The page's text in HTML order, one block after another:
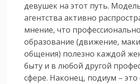
девушек на этот путь.
агентства активно
мнение, что
образование (движение,
общения) полезно каждой
быту и в любой другой
сфере. Наконец, подиум – это